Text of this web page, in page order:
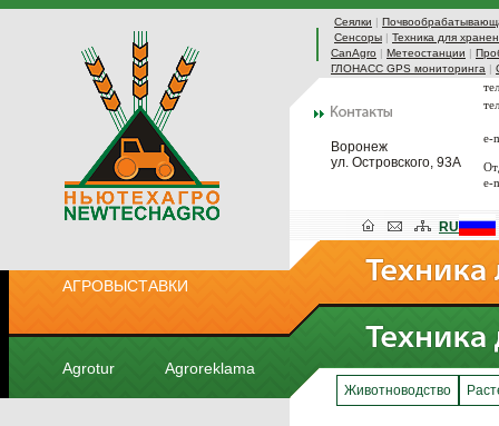
Сеялки |
Сенсоры | Техника для
CanAgro | Метеостанции |
ГЛОНАСС GPS мониторинга |
Воронеж
ул. Островского, 93А
e-
e-
АГРОВЫСТАВКИ
Agrotur Agroreklama
RU
Животноводство